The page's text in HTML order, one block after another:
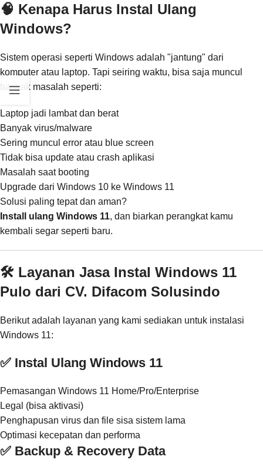
🧠 Kenapa Harus Instal Ulang
Windows?
Sistem operasi seperti Windows adalah "jantung" dari
komputer atau laptop. Tapi seiring waktu, bisa saja muncul
banyak masalah seperti:
Laptop jadi lambat dan berat
Banyak virus/malware
Sering muncul error atau blue screen
Tidak bisa update atau crash aplikasi
Masalah saat booting
Upgrade dari Windows 10 ke Windows 11
Solusi paling tepat dan aman?
Install ulang Windows 11, dan biarkan perangkat kamu
kembali segar seperti baru.
🛠️ Layanan Jasa Instal Windows 11
Pulo dari CV. Difacom Solusindo
Berikut adalah layanan yang kami sediakan untuk instalasi
Windows 11:
✅ Instal Ulang Windows 11
Pemasangan Windows 11 Home/Pro/Enterprise
Legal (bisa aktivasi)
Penghapusan virus dan file sisa sistem lama
Optimasi kecepatan dan performa
✅ Backup & Recovery Data